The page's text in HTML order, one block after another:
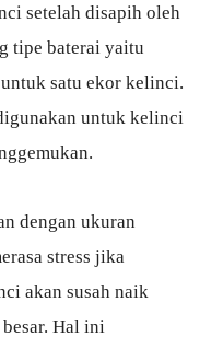
setelah disapih oleh
tipe baterai yaitu
satu ekor kelinci.
untuk kelinci
dengan ukuran
stress jika
akan susah naik
Hal ini